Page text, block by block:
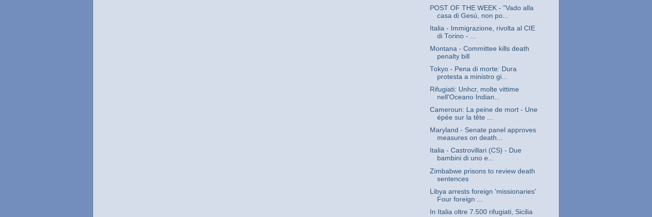
POST OF THE WEEK - "Vado alla
casa di Gesù, non po...
Italia - Immigrazione, rivolta al CIE
di Torino - ...
Montana - Committee kills death
penalty bill
Tokyo - Pena di morte: Dura
protesta a ministro gi...
Rifugiati: Unhcr, molte vittime
nell'Oceano Indian...
Cameroun: La peine de mort - Une
épée sur la tête ...
Maryland - Senate panel approves
measures on death...
Italia - Castrovillari (CS) - Due
bambini di uno e...
Zimbabwe prisons to review death
sentences
Libya arrests foreign 'missionaries'
Four foreign ...
In Italia oltre 7.500 rifugiati, Sicilia